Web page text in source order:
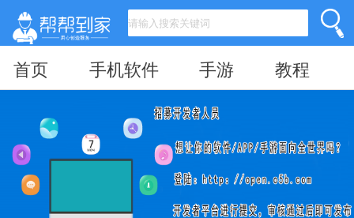
首页 手机软件 手游 教程